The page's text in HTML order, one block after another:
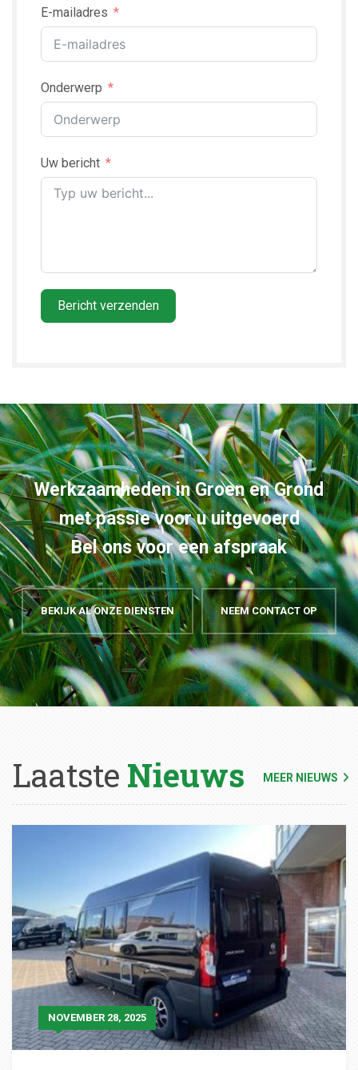
E-mailadres
Onderwerp
Uw bericht
Bericht verzenden
Werkzaamheden in Groen en Grond
met passie voor u uitgevoerd
Bel ons voor een afspraak
BEKIJK AL ONZE DIENSTEN NEEM CONTACT OP
Laatste Nieuws MEER NIEUWS
NOVEMBER 28, 2025